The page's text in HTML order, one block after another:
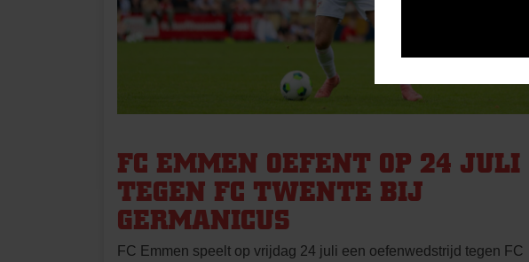
FC EMMEN OEFENT OP 24 JULI
TEGEN FC TWENTE BIJ
GERMANICUS
FC Emmen speelt op vrijdag 24 juli een oefenwedstrijd tegen FC